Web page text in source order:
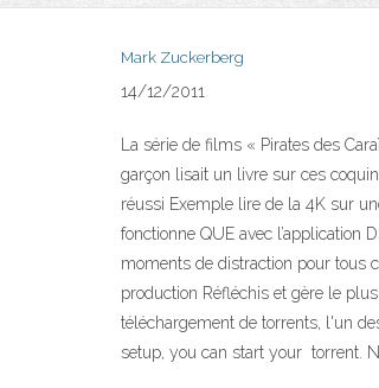
Mark Zuckerberg
14/12/2011
La série de films « Pirates des
garçon lisait un livre sur ces
réussi Exemple lire de la 4K sur
fonctionne QUE avec l’application
moments de distraction pour tous
production Réfléchis et gère le
téléchargement de torrents, l'un
setup, you can start your torrent.